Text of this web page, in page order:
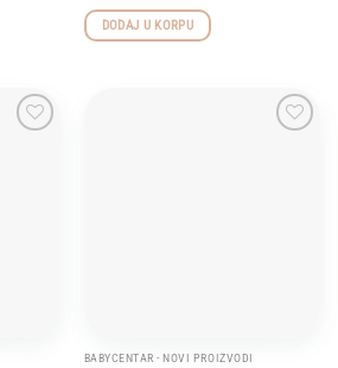
DODAJ U KORPU
BABYCENTAR - NOVI PROIZVODI